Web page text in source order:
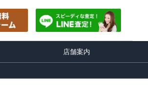
店舗案内